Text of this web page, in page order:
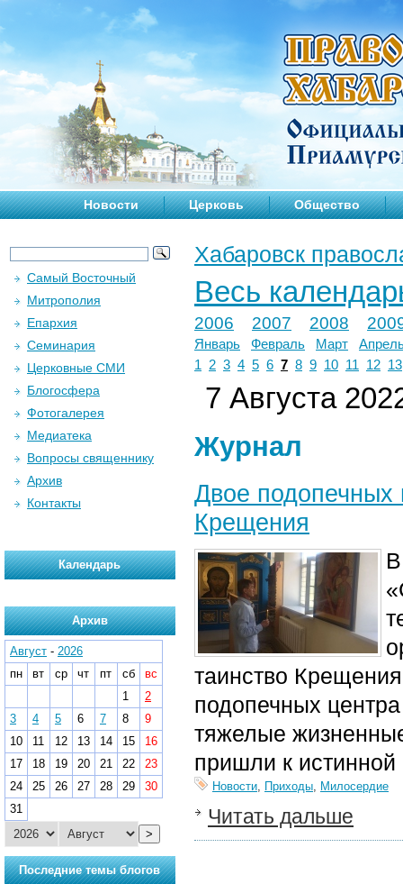
Новости Церковь Общество
Хабаровск
Весь
2006 2007 2008
Январь Февраль Март
1
2 3 4 5 6 7 8 9 10 11 12 13
7 Августа
Журнал
Двое подопечных
Крещения
таинство
подопечных
тяжелые
пришли к истинной
Новости, Приходы, Милосердие
Читать дальше
Самый Восточный
Митрополия
Епархия
Семинария
Церковные СМИ
Блогосфера
Фотогалерея
Медиатека
Вопросы священнику
Архив
Контакты
Календарь
Архив
Август - 2026
пн
вт ср чт пт сб
вс
1
2
3
4 5 6 7 8
9
10
11 12 13 14 15
16
17
18 19 20 21 22
23
24
25 26 27 28 29
30
31
>
Последние темы блогов